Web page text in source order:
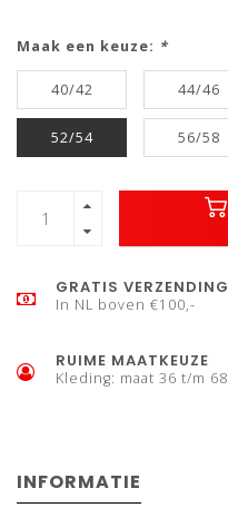
Maak een keuze: *
40/42 44/46
52/54 56/58
GRATIS VERZENDING
In NL boven €100,-
RUIME MAATKEUZE
Kleding: maat 36 t/m 68
INFORMATIE